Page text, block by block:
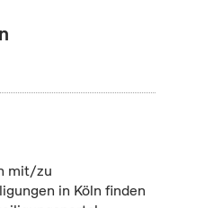
mit/zu
in Köln finden